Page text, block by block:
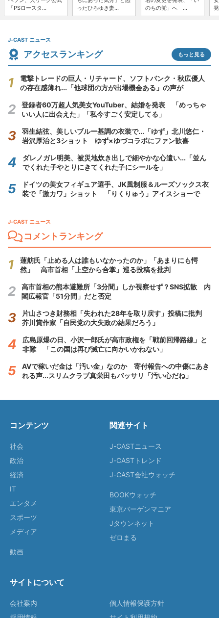
「PSロースタ...
ったひろゆき妻...
のちの党」へ ...
J-CAST ニュース
アクセスランキング もっと見る
電撃トレードの巨人・リチャード、ソフトバンク・秋広優人
の存在感薄れ...「他球団の方が出場機会ある」の声が
登録者60万超人気美女YouTuber、結婚を発表 「めっちゃ
いい人に出会えた」「私今すごく安定してる」
羽生結弦、美しいブルー基調の衣装で...「ゆず」北川悠仁・
岩沢厚治と3ショット ゆず×ゆづコラボにファン歓喜
ダレノガレ明美、被災地炊き出しで細やかな心遣い...「並ん
でくれた子やとりにきてくれた子にシールを」
ドイツの美女フィギュア選手、JK風制服＆ルーズソックス衣
装で「激カワ」ショット 「りくりゅう」アイスショーで
J-CAST ニュース
コメントランキング
蓮舫氏「止める人は誰もいなかったのか」「あまりにも愕
然」 高市首相「上空から合掌」巡る投稿を批判
高市首相の熊本避難所「3分間」しか視察せず？SNS拡散 内
閣広報官「51分間」だと否定
片山さつき財務相「失われた28年を取り戻す」投稿に批判
芥川賞作家「自民党の大失政の結果だろう」
広島原爆の日、小沢一郎氏が高市政権を「戦前回帰路線」と
非難 「この国は再び滅亡に向かいかねない」
AVで稼いだ金は「汚い金」なのか 寄付報告への中傷にあき
れる声...スリムクラブ真栄田もバッサリ「汚い心だね」
コンテンツ
社会
政治
経済
IT
エンタメ
スポーツ
メディア
動画
関連サイト
J-CASTニュース
J-CASTトレンド
J-CAST会社ウォッチ
BOOKウォッチ
東京バーゲンマニア
Jタウンネット
ゼロまる
サイトについて
会社案内
個人情報保護方針